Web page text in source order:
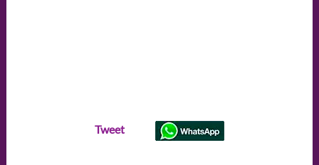
Tweet